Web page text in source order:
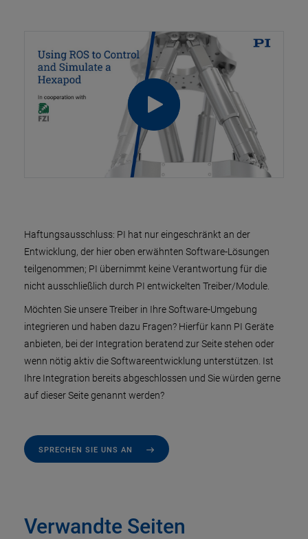
Haftungsausschluss: PI hat nur eingeschränkt an der
Entwicklung, der hier oben erwähnten Software-Lösungen
teilgenommen; PI übernimmt keine Verantwortung für die
nicht ausschließlich durch PI entwickelten Treiber/Module.
Möchten Sie unsere Treiber in Ihre Software-Umgebung
integrieren und haben dazu Fragen? Hierfür kann PI Geräte
anbieten, bei der Integration beratend zur Seite stehen oder
wenn nötig aktiv die Softwareentwicklung unterstützen. Ist
Ihre Integration bereits abgeschlossen und Sie würden gerne
auf dieser Seite genannt werden?
SPRECHEN SIE UNS AN
Verwandte Seiten